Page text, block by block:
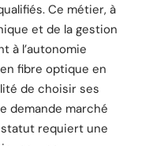
Ce métier, à
et de la gestion
à l’autonomie
fibre optique en
de choisir ses
demande marché
requiert une